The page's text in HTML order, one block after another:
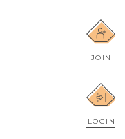
JOIN
LOGIN